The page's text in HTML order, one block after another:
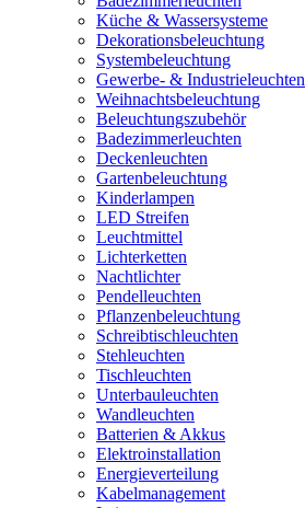
Küche & Wassersysteme
Dekorationsbeleuchtung
Systembeleuchtung
Gewerbe- & Industrieleuchten
Weihnachtsbeleuchtung
Beleuchtungszubehör
Badezimmerleuchten
Deckenleuchten
Gartenbeleuchtung
Kinderlampen
LED Streifen
Leuchtmittel
Lichterketten
Nachtlichter
Pendelleuchten
Pflanzenbeleuchtung
Schreibtischleuchten
Stehleuchten
Tischleuchten
Unterbauleuchten
Wandleuchten
Batterien & Akkus
Elektroinstallation
Energieverteilung
Kabelmanagement